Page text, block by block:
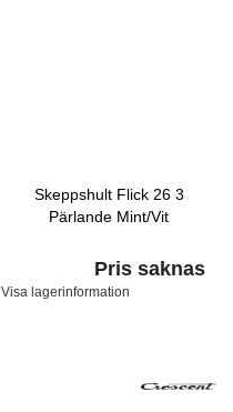
Skeppshult Flick 26 3
Pärlande Mint/Vit
Pris saknas
Visa lagerinformation